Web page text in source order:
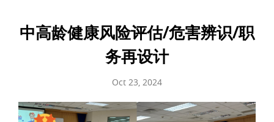
中高龄健康风险评估/危害辨识/职
务再设计
Oct 23, 2024